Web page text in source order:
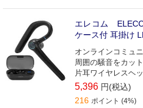
エレコム
ケース付 耳掛け
オンラインコミュ
周囲の騒音をカッ
片耳ワイヤレスヘ
5,396 円(税込)
216 ポイント (4%)